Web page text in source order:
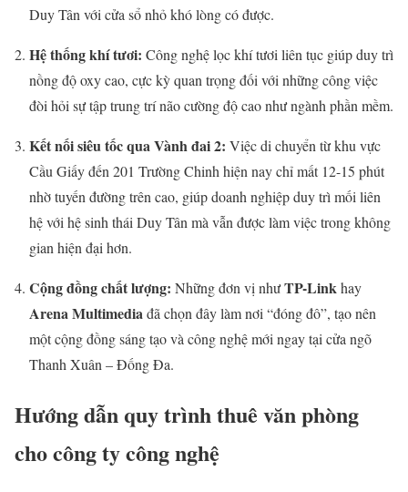
Duy Tân với cửa sổ nhỏ khó lòng có được.
Hệ thống khí tươi: Công nghệ lọc khí tươi liên tục giúp duy trì
nồng độ oxy cao, cực kỳ quan trọng đối với những công việc
đòi hỏi sự tập trung trí não cường độ cao như ngành phần mềm.
Kết nối siêu tốc qua Vành đai 2: Việc di chuyển từ khu vực
Cầu Giấy đến 201 Trường Chinh hiện nay chỉ mất 12-15 phút
nhờ tuyến đường trên cao, giúp doanh nghiệp duy trì mối liên
hệ với hệ sinh thái Duy Tân mà vẫn được làm việc trong không
gian hiện đại hơn.
Cộng đồng chất lượng: Những đơn vị nhưTP-Linkhay
Arena Multimediađã chọn đây làm nơi “đóng đô”, tạo nên
một cộng đồng sáng tạo và công nghệ mới ngay tại cửa ngõ
Thanh Xuân – Đống Đa.
Hướng dẫn quy trình thuê văn phòng
cho công ty công nghệ